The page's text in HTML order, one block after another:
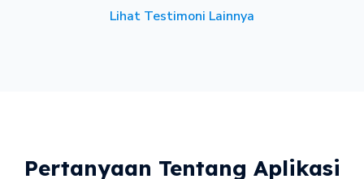
Lihat Testimoni Lainnya
Pertanyaan Tentang Aplikasi